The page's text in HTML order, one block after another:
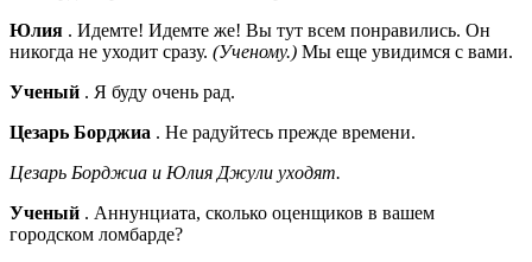
Юлия . Идемте! Идемте же! Вы тут всем понравились. Он
никогда не уходит сразу. (Ученому.) Мы еще увидимся с вами.
Ученый . Я буду очень рад.
Цезарь Борджиа . Не радуйтесь прежде времени.
Цезарь Борджиа и Юлия Джули уходят.
Ученый . Аннунциата, сколько оценщиков в вашем
городском ломбарде?